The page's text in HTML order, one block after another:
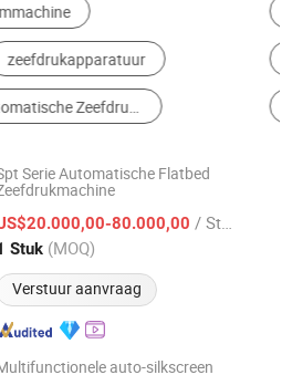
Codering Machine
Industrial 3D-printer
Textile Printingmachine
Serie Automatische Flatbed
80.000,00 / Stuk
Stuk (MOQ)
Verstuur aanvraag
Sinds 2005
auto-silkscreen